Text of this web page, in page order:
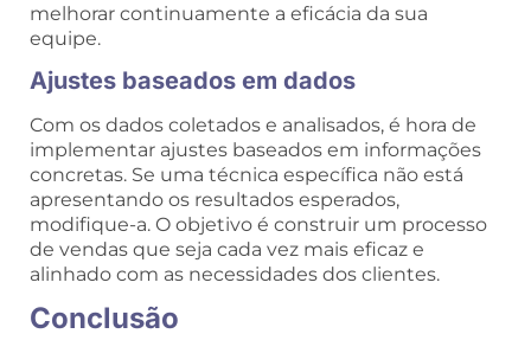
melhorar continuamente a eficácia da sua
equipe.
Ajustes baseados em dados
Com os dados coletados e analisados, é hora de
implementar ajustes baseados em informações
concretas. Se uma técnica específica não está
apresentando os resultados esperados,
modifique-a. O objetivo é construir um processo
de vendas que seja cada vez mais eficaz e
alinhado com as necessidades dos clientes.
Conclusão